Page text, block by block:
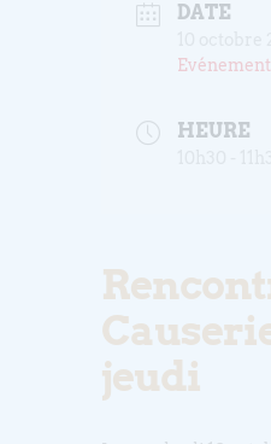
DATE
HEURE
jeudi